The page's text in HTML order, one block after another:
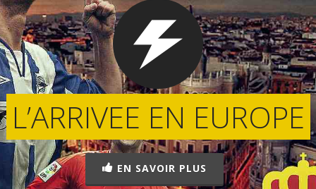
L’ARRIVEE EN EUROPE
EN SAVOIR PLUS